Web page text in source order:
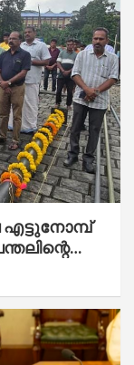
എട്ടുനോമ്പ്